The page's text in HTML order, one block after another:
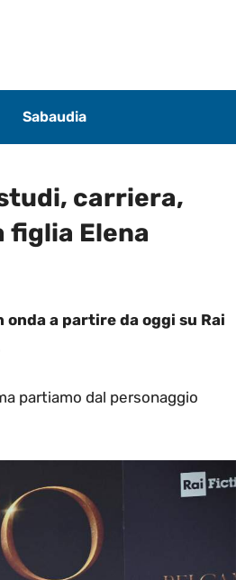
Sabaudia
carriera,
figlia Elena
a partire da oggi su Rai
partiamo dal personaggio